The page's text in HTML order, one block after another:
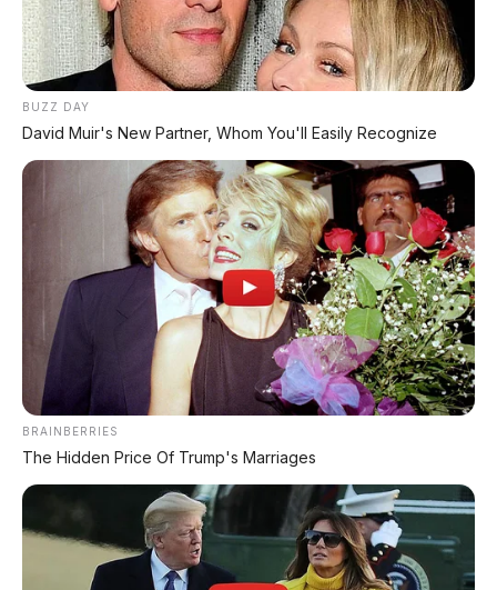
Geely Azkarra 2026 Debut
di Beijing: SUV Mild Hybrid
190 HP dengan Kabin
Mewah dan Harga
Avatr O12 2026 Resmi
Debut: SUV Coupé
Flagship 1.036 HP dengan
Huawei ADS 5 dan Desain
Shooting Brake
Tidak ada komentar:
Posting Komentar
BUZZ DAY
David Muir's New Partner, Whom You'll Easily Recognize
BRAINBERRIES
The Hidden Price Of Trump's Marriages